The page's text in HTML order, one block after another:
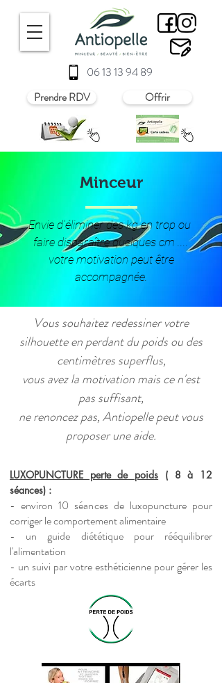
Prendre RDV Offrir
06 13 13 94 89
Minceur
Envie d'éliminer des kg en trop ou
faire disparaître quelques cm ....
votre motivation peut être
accompagnée.
Vous souhaitez redessiner votre
silhouette en perdant du poids ou des
centimètres superflus,
vous avez la motivation mais ce n'est
pas suffisant,
ne renoncez pas, Antiopelle peut vous
proposer une aide.
LUXOPUNCTURE perte de poids ( 8 à 12
séances) :
- environ 10 séances de luxopuncture pour
corriger le comportement alimentaire
- un guide diététique pour rééquilibrer
l'alimentation
- un suivi par votre esthéticienne pour gérer les
écarts